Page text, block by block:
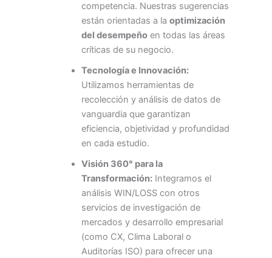
competencia. Nuestras sugerencias
están orientadas a la optimización
del desempeñoen todas las áreas
críticas de su negocio.
Tecnología e Innovación:
Utilizamos herramientas de
recolección y análisis de datos de
vanguardia que garantizan
eficiencia, objetividad y profundidad
en cada estudio.
Visión 360° para la
Transformación:Integramos el
análisis WIN/LOSS con otros
servicios de investigación de
mercados y desarrollo empresarial
(como CX, Clima Laboral o
Auditorías ISO) para ofrecer una